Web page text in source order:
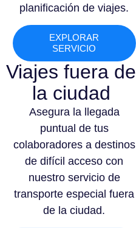
planificación de viajes.
EXPLORAR
SERVICIO
Viajes fuera de
la ciudad
Asegura la llegada
puntual de tus
colaboradores a destinos
de difícil acceso con
nuestro servicio de
transporte especial fuera
de la ciudad.